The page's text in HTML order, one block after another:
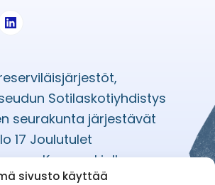
sivusto käyttää
Sotilaskotiyhdistys
seurakunta järjestävät
17 Joulutulet
Korsuaukiolla.